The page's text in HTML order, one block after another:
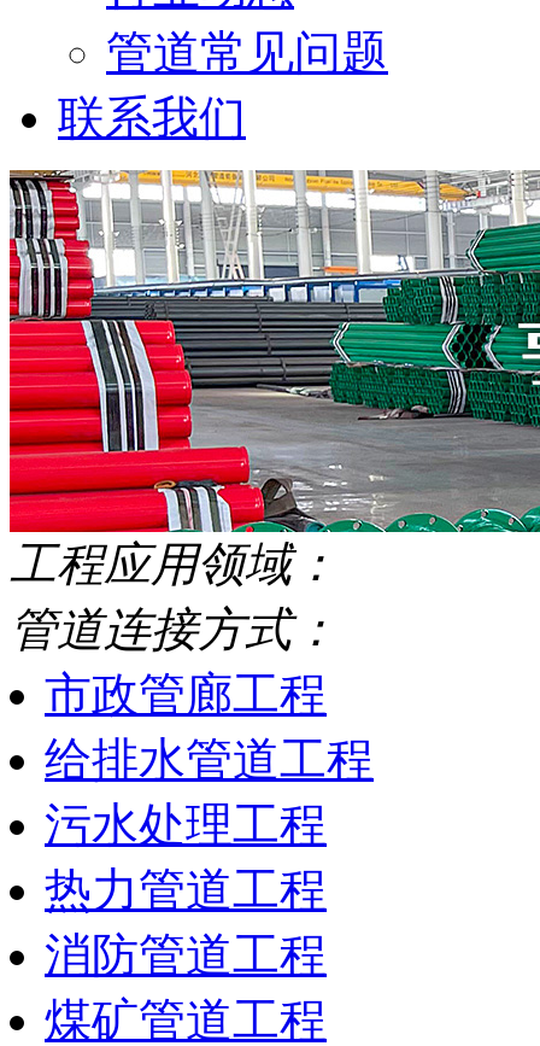
管道常见问题
联系我们
工程应用领域：
管道连接方式：
市政管廊工程
给排水管道工程
污水处理工程
热力管道工程
消防管道工程
煤矿管道工程